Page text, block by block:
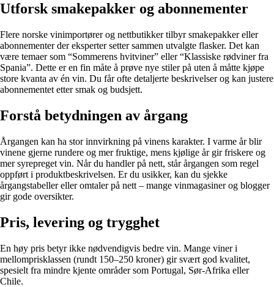
Utforsk smakepakker og abonnementer
Flere norske vinimportører og nettbutikker tilbyr smakepakker eller
abonnementer der eksperter setter sammen utvalgte flasker. Det kan
være temaer som “Sommerens hvitviner” eller “Klassiske rødviner fra
Spania”. Dette er en fin måte å prøve nye stiler på uten å måtte kjøpe
store kvanta av én vin. Du får ofte detaljerte beskrivelser og kan justere
abonnementet etter smak og budsjett.
Forstå betydningen av årgang
Årgangen kan ha stor innvirkning på vinens karakter. I varme år blir
vinene gjerne rundere og mer fruktige, mens kjølige år gir friskere og
mer syrepreget vin. Når du handler på nett, står årgangen som regel
oppført i produktbeskrivelsen. Er du usikker, kan du sjekke
årgangstabeller eller omtaler på nett – mange vinmagasiner og blogger
gir gode oversikter.
Pris, levering og trygghet
En høy pris betyr ikke nødvendigvis bedre vin. Mange viner i
mellomprisklassen (rundt 150–250 kroner) gir svært god kvalitet,
spesielt fra mindre kjente områder som Portugal, Sør-Afrika eller
Chile.